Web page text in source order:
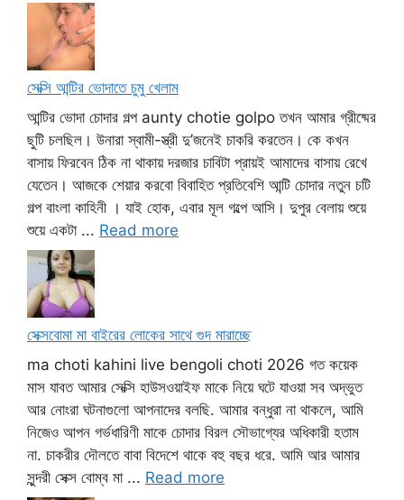
সেক্সি আন্টির ভোদাতে চুমু খেলাম
আন্টির ভোদা চোদার গল্প aunty chotie golpo তখন আমার গ্রীষ্মের
ছুটি চলছিল। উনারা স্বামী-স্ত্রী দু’জনেই চাকরি করতেন। কে কখন
বাসায় ফিরবেন ঠিক না থাকায় দরজার চাবিটা প্রায়ই আমাদের বাসায় রেখে
যেতেন। আজকে শেয়ার করবো বিবাহিত প্রতিবেশি আন্টি চোদার নতুন চটি
গল্প বাংলা কাহিনী । যাই হোক, এবার মূল গল্পে আসি। দুপুর বেলায় শুয়ে
শুয়ে একটা ... Read more
সেক্সবোমা মা বাইরের লোকের সাথে গুদ মারাচ্ছে
ma choti kahini live bengoli choti 2026 গত কয়েক
মাস যাবত আমার সেক্সি হাউসওয়াইফ মাকে নিয়ে ঘটে যাওয়া সব অদ্ভুত
আর নোংরা ঘটনাগুলো আপনাদের বলছি. আমার বন্ধুরা না থাকলে, আমি
নিজেও আপন গর্ভধারিণী মাকে চোদার বিরল সৌভাগ্যের অধিকারী হতাম
না. চাকরীর দৌলতে বাবা বিদেশে থাকে বহু বছর ধরে. আমি আর আমার
সুন্দরী সেক্স বোম্ব মা ... Read more